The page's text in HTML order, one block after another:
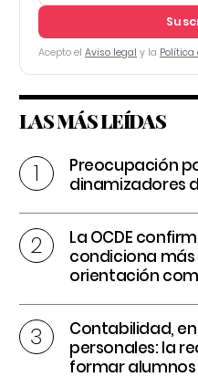
Acepto el Aviso legal y la
LAS MÁS LEÍDAS
Preocupación
dinamizadores
La OCDE
condiciona más
orientación
Contabilidad,
personales: la
formar